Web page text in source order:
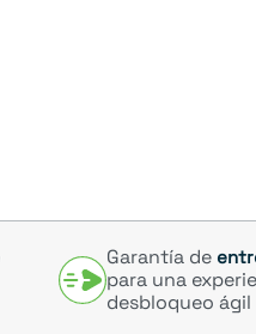
Garantía de
para una
desbloqueo ágil